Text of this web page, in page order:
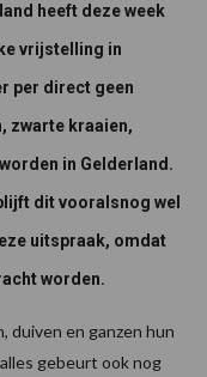
heeft deze week
vrijstelling in
per direct geen
zwarte kraaien,
in Gelderland.
dit vooralsnog wel
uitspraak, omdat
worden.
duiven en ganzen hun
gebeurt ook nog